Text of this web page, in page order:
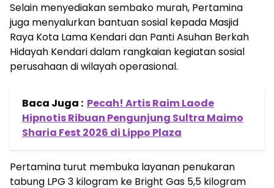
Selain menyediakan sembako murah, Pertamina
juga menyalurkan bantuan sosial kepada Masjid
Raya Kota Lama Kendari dan Panti Asuhan Berkah
Hidayah Kendari dalam rangkaian kegiatan sosial
perusahaan di wilayah operasional.
Baca Juga : Pecah! Artis Raim Laode
Hipnotis Ribuan Pengunjung Sultra Maimo
Sharia Fest 2026 di Lippo Plaza
Pertamina turut membuka layanan penukaran
tabung LPG 3 kilogram ke Bright Gas 5,5 kilogram